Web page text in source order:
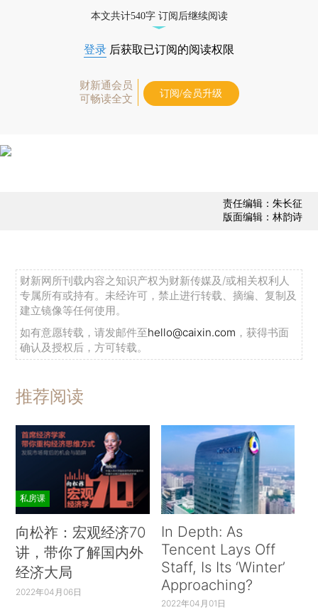
本文共计540字 订阅后继续阅读
登录 后获取已订阅的阅读权限
财新通会员
可畅读全文
订阅/会员升级
责任编辑：朱长征
版面编辑：林韵诗
财新网所刊载内容之知识产权为财新传媒及/或相关权利人
专属所有或持有。未经许可，禁止进行转载、摘编、复制及
建立镜像等任何使用。
如有意愿转载，请发邮件至hello@caixin.com ，获得书面
确认及授权后，方可转载。
推荐阅读
私房课
向松祚：宏观经济70
讲，带你了解国内外
经济大局
2022年04月06日
In Depth: As
Tencent Lays Off
Staff, Is Its ‘Winter’
Approaching?
2022年04月01日